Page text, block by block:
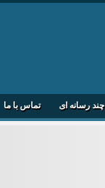
چند رسانه ای تماس با ما